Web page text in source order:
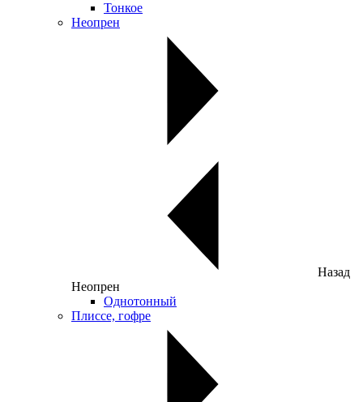
Тонкое
Неопрен
Назад
Неопрен
Однотонный
Плиссе, гофре